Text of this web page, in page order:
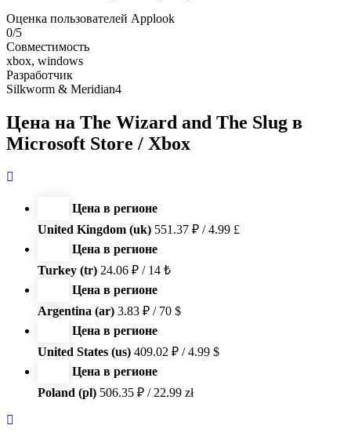
Оценка пользователей Applook
0/5
Совместимость
xbox, windows
Разработчик
Silkworm & Meridian4
Цена на The Wizard and The Slug в
Microsoft Store / Xbox
Цена в регионе
United Kingdom (uk) 551.37 ₽ / 4.99 £
Цена в регионе
Turkey (tr) 24.06 ₽ / 14 ₺
Цена в регионе
Argentina (ar) 3.83 ₽ / 70 $
Цена в регионе
United States (us) 409.02 ₽ / 4.99 $
Цена в регионе
Poland (pl) 506.35 ₽ / 22.99 zł